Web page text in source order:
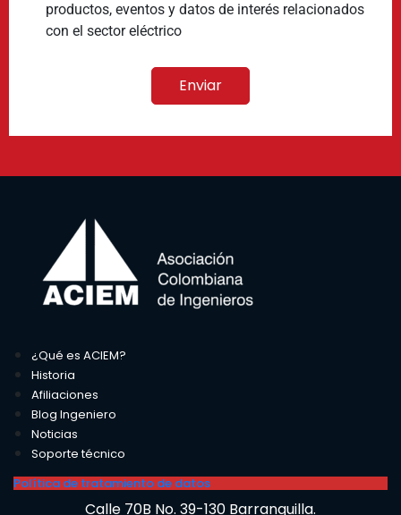
productos, eventos y datos de interés relacionados
con el sector eléctrico
¿Qué es ACIEM?
Historia
Afiliaciones
Blog Ingeniero
Noticias
Soporte técnico
Política de tratamiento de datos
Calle 70B No. 39-130 Barranquilla.